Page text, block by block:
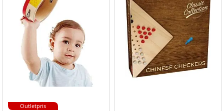
Outletpris